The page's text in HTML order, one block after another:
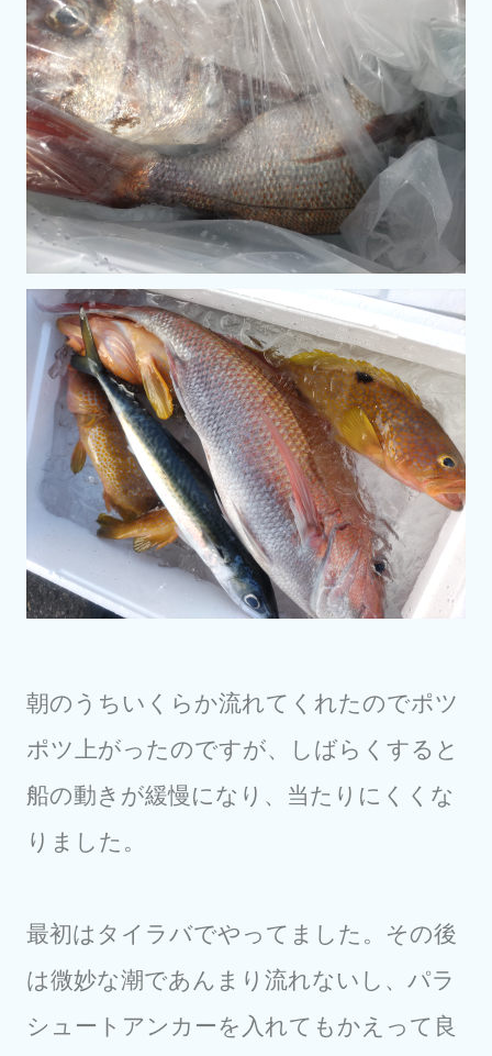
朝のうちいくらか流れてくれたのでポツ
ポツ上がったのですが、しばらくすると
船の動きが緩慢になり、当たりにくくな
りました。
最初はタイラバでやってました。その後
は微妙な潮であんまり流れないし、パラ
シュートアンカーを入れてもかえって良